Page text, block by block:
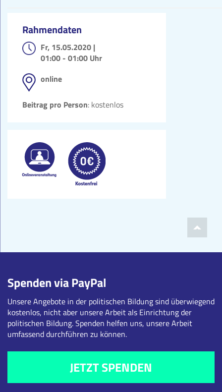
Rahmendaten
Fr, 15.05.2020 |
01:00 - 01:00 Uhr
online
Beitrag pro Person: kostenlos
Spenden via PayPal
Unsere Angebote in der politischen Bildung sind überwiegend
kostenlos, nicht aber unsere Arbeit als Einrichtung der
politischen Bildung. Spenden helfen uns, unsere Arbeit
umfassend durchführen zu können.
JETZT SPENDEN